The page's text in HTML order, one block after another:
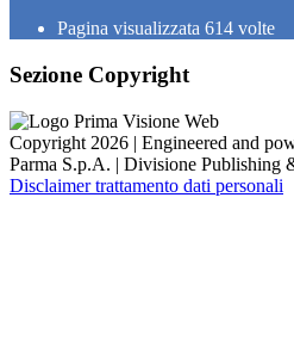
Pagina visualizzata 614 volte
Sezione Copyright
Copyright 2026 | Engineered and
Parma S.p.A. | Divisione Publishing
Disclaimer trattamento dati personali